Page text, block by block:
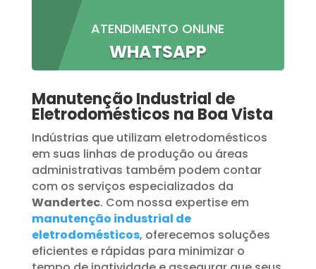
ATENDIMENTO ONLINE
WHATSAPP
Manutenção Industrial de
Eletrodomésticos na Boa Vista
Indústrias que utilizam eletrodomésticos
em suas linhas de produção ou áreas
administrativas também podem contar
com os serviços especializados da
Wandertec. Com nossa expertise em
manutenção industrial de
eletrodomésticos, oferecemos soluções
eficientes e rápidas para minimizar o